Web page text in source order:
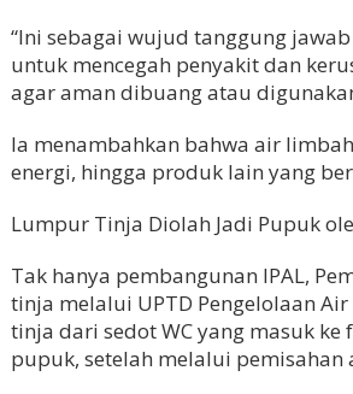
“Ini sebagai wujud tanggung
untuk mencegah penyakit dan
agar aman dibuang atau
Ia menambahkan bahwa air
energi, hingga produk lain yang
Lumpur Tinja Diolah Jadi Pupuk
Tak hanya pembangunan IPAL,
tinja melalui UPTD Pengelolaan
tinja dari sedot WC yang masuk
pupuk, setelah melalui